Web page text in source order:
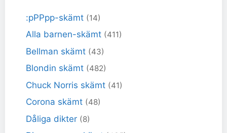
:pPPpp-skämt (14)
Alla barnen-skämt (411)
Bellman skämt (43)
Blondin skämt (482)
Chuck Norris skämt (41)
Corona skämt (48)
Dåliga dikter (8)